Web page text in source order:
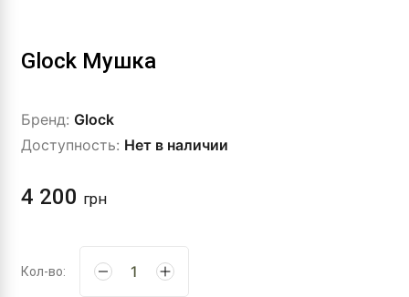
Glock Мушка
Бренд: Glock
Доступность: Нет в наличии
4 200 грн
Кол-во: